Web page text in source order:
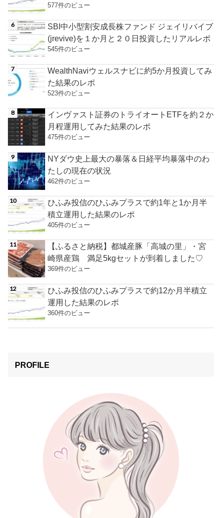
577件のビュー
SBI中小型割安成長株ファンド ジェイリバイブ
(jrevive)を１か月と２０日投資したリアルレポ
545件のビュー
WealthNaviウェルスナビに約5か月投資してみ
た結果のレポ
523件のビュー
インヴァスト証券のトライオートETFを約２か
月程運用してみた結果のレポ
475件のビュー
NYダウ史上最大の暴落＆日経平均暴落中のわ
たしの現在の状況
462件のビュー
ひふみ投信のひふみプラスで約1年と1か月半
積立運用した結果のレポ
405件のビュー
【ふるさと納税】都城産豚「高城の里」・宮
崎県産鶏 満足5kgセットが到着しました♡
369件のビュー
ひふみ投信のひふみプラスで約12か月半積立
運用した結果のレポ
360件のビュー
PROFILE